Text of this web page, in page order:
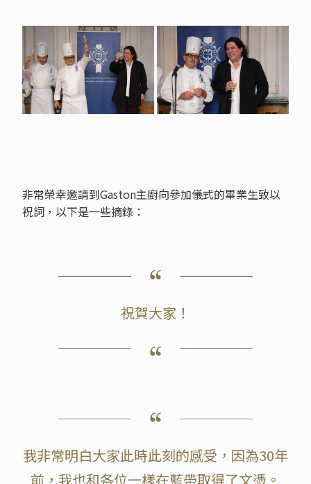
非常榮幸邀請到Gaston主廚向參加儀式的畢業生致以
祝詞，以下是一些摘錄：
祝賀大家！
我非常明白大家此時此刻的感受，因為30年
前，我也和各位一樣在藍帶取得了文憑。